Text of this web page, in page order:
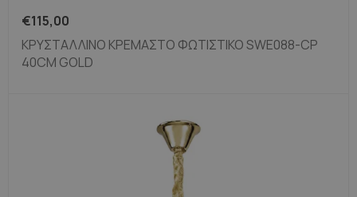
€115,00
ΚΡΥΣΤΆΛΛΙΝΟ ΚΡΕΜΑΣΤΌ ΦΩΤΙΣΤΙΚΌ SWE088-CP
40CM GOLD